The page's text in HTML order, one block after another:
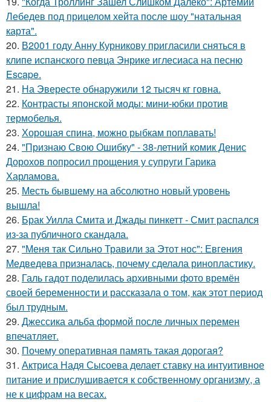
Лебедев под прицелом хейта после шоу "натальная
карта".
20. В2001 году Анну Курникову пригласили сняться в
клипе испанского певца Энрике иглесиаса на песню
Escape.
21. На Эвересте обнаружили 12 тысяч кг говна.
22. Контрасты японской моды: мини-юбки против
термобелья.
23. Хорошая спина, можно рыбкам поплавать!
24. "Признаю Свою Ошибку" - 38-летний комик Денис
Дорохов попросил прощения у супруги Гарика
Харламова.
25. Месть бывшему на абсолютно новый уровень
вышла!
26. Брак Уилла Смита и Джады пинкетт - Смит распался
из-за публичного скандала.
27. "Меня так Сильно Травили за Этот нос": Евгения
Медведева призналась, почему сделала ринопластику.
28. Галь гадот поделилась архивными фото времён
своей беременности и рассказала о том, как этот период
был трудным.
29. Джессика альба формой после личных перемен
впечатляет.
30. Почему оперативная память такая дорогая?
31. Актриса Надя Сысоева делает ставку на интуитивное
питание и прислушивается к собственному организму, а
не к цифрам на весах.